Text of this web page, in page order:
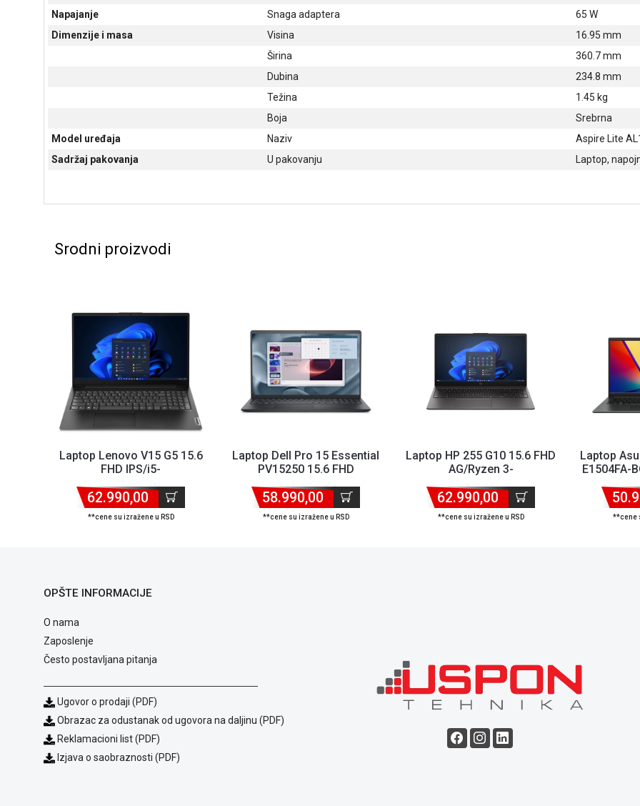
Napajanje
Snaga adaptera
65 W
Dimenzije i masa
Visina
16.95 mm
Širina
360.7 mm
Dubina
234.8 mm
Težina
1.45 kg
Boja
Srebrna
Model uređaja
Naziv
Aspire Lite
Sadržaj pakovanja
U pakovanju Laptop,
Srodni proizvodi
Laptop Lenovo V15 G5 15.6
FHD IPS/i5-
512GB/83GW008UYA
62.990,00
**cene su izražene u RSD
Laptop Dell Pro 15 Essential
PV15250 15.6 FHD
58.990,00
**cene su izražene u RSD
Laptop HP 255 G10 15.6 FHD
AG/Ryzen 3-
Ash ...
62.990,00
**cene su izražene u RSD
Laptop
E1504FA-
**cene
OPŠTE INFORMACIJE
O nama
Zaposlenje
Često postavljana pitanja
Ugovor o prodaji (PDF)
Obrazac za odustanak od ugovora na daljinu (PDF)
Reklamacioni list (PDF)
Izjava o saobraznosti (PDF)